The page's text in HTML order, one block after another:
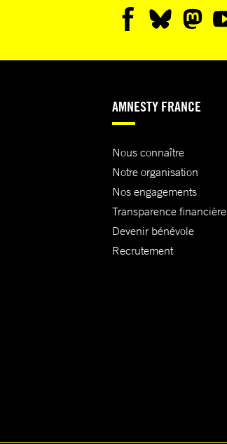
AMNESTY FRANCE
Nous connaître
Notre organisation
Nos engagements
Transparence financière
Devenir bénévole
Recrutement